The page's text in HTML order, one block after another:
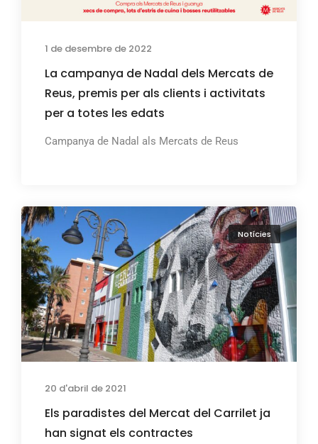
1 de desembre de 2022
La campanya de Nadal dels Mercats de
Reus, premis per als clients i activitats
per a totes les edats
Campanya de Nadal als Mercats de Reus
Notícies
20 d'abril de 2021
Els paradistes del Mercat del Carrilet ja
han signat els contractes